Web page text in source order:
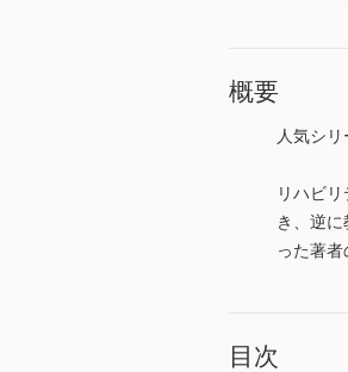
概要
人気シ
リハビ
き、逆
った著者
目次